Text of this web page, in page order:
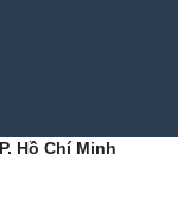
Hồ Chí Minh